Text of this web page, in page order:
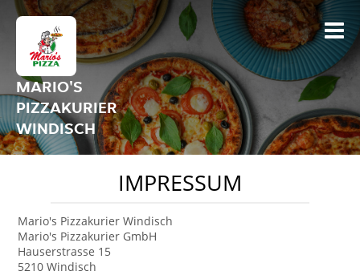
MARIO'S
PIZZAKURIER
WINDISCH
IMPRESSUM
Mario's Pizzakurier Windisch
Mario's Pizzakurier GmbH
Hauserstrasse 15
5210 Windisch